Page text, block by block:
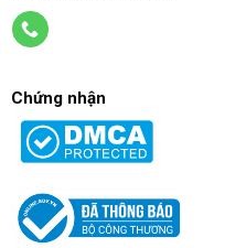
Chứng nhận